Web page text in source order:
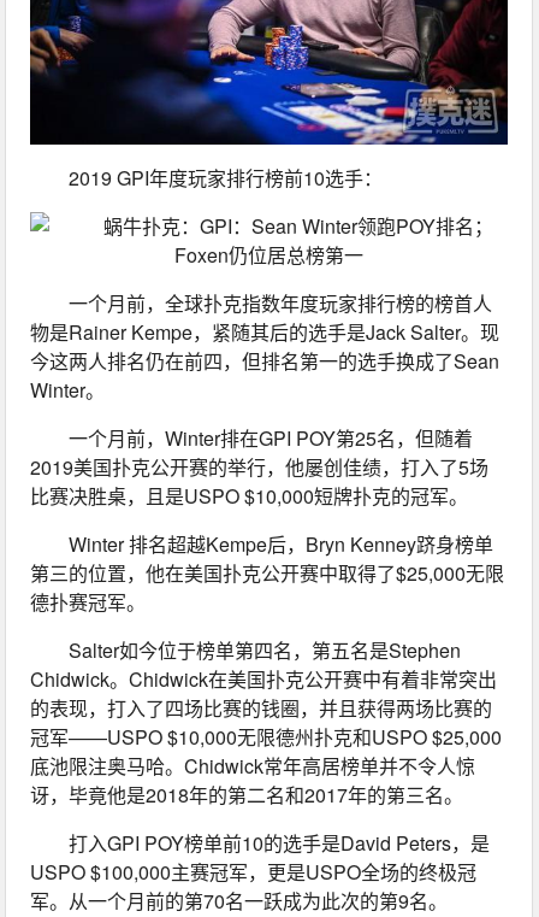
2019 GPI年度玩家排行榜前10选手：
一个月前，全球扑克指数年度玩家排行榜的榜首人
物是Rainer Kempe，紧随其后的选手是Jack Salter。现
今这两人排名仍在前四，但排名第一的选手换成了Sean
Winter。
一个月前，Winter排在GPI POY第25名，但随着
2019美国扑克公开赛的举行，他屡创佳绩，打入了5场
比赛决胜桌，且是USPO $10,000短牌扑克的冠军。
Winter 排名超越Kempe后，Bryn Kenney跻身榜单
第三的位置，他在美国扑克公开赛中取得了$25,000无限
德扑赛冠军。
Salter如今位于榜单第四名，第五名是Stephen
Chidwick。Chidwick在美国扑克公开赛中有着非常突出
的表现，打入了四场比赛的钱圈，并且获得两场比赛的
冠军——USPO $10,000无限德州扑克和USPO $25,000
底池限注奥马哈。Chidwick常年高居榜单并不令人惊
讶，毕竟他是2018年的第二名和2017年的第三名。
打入GPI POY榜单前10的选手是David Peters，是
USPO $100,000主赛冠军，更是USPO全场的终极冠
军。从一个月前的第70名一跃成为此次的第9名。